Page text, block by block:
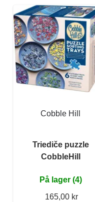
Cobble Hill
Triediče puzzle
CobbleHill
På lager (4)
165,00 kr